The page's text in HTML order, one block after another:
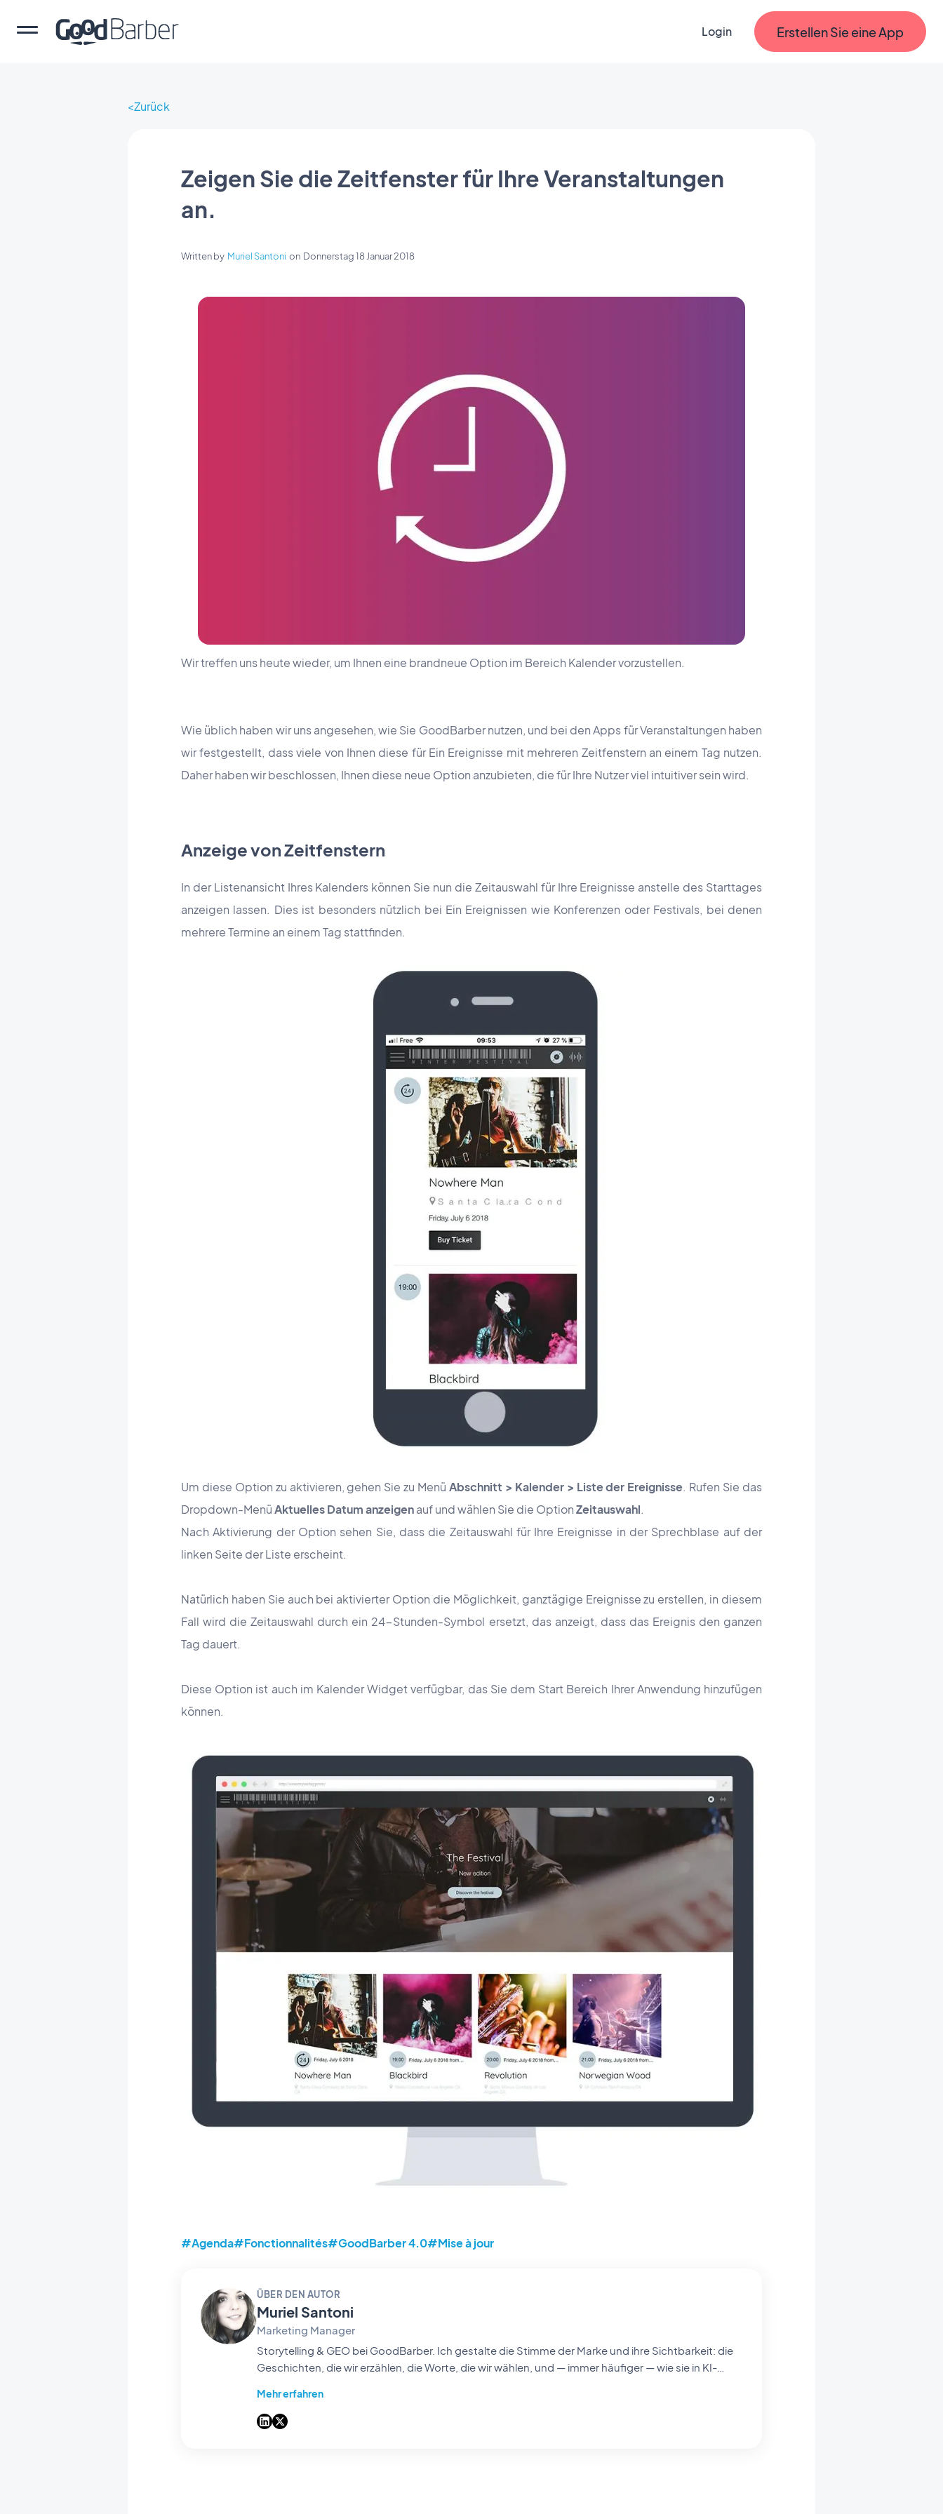
Login Erstellen Sie eine App
Zurück
Zeigen Sie die Zeitfenster für Ihre Veranstaltungen
an.
Written by Muriel Santoni on Donnerstag 18 Januar 2018
Wir treffen uns heute wieder, um Ihnen eine brandneue Option im Bereich Kalender vorzustellen.
Wie üblich haben wir uns angesehen, wie Sie GoodBarber nutzen, und bei den Apps für Veranstaltungen haben
wir festgestellt, dass viele von Ihnen diese für Ein Ereignisse mit mehreren Zeitfenstern an einem Tag nutzen.
Daher haben wir beschlossen, Ihnen diese neue Option anzubieten, die für Ihre Nutzer viel intuitiver sein wird.
Anzeige von Zeitfenstern
In der Listenansicht Ihres Kalenders können Sie nun die Zeitauswahl für Ihre Ereignisse anstelle des Starttages
anzeigen lassen. Dies ist besonders nützlich bei Ein Ereignissen wie Konferenzen oder Festivals, bei denen
mehrere Termine an einem Tag stattfinden.
Um diese Option zu aktivieren, gehen Sie zu Menü Abschnitt > Kalender > Liste der Ereignisse. Rufen Sie das
Dropdown-MenüAktuelles Datum anzeigenaufund wählen Sie die OptionZeitauswahl.
Nach Aktivierung der Option sehen Sie, dass die Zeitauswahl für Ihre Ereignisse in der Sprechblase auf der
linken Seite der Liste erscheint.
Natürlich haben Sie auch bei aktivierter Option die Möglichkeit, ganztägige Ereignisse zu erstellen, in diesem
Fall wird die Zeitauswahl durch ein 24-Stunden-Symbol ersetzt, das anzeigt, dass das Ereignis den ganzen
Tag dauert.
Diese Option ist auch im Kalender Widget verfügbar, das Sie dem Start Bereich Ihrer Anwendung hinzufügen
können.
#Agenda#Fonctionnalités#GoodBarber 4.0#Mise à jour
ÜBER DEN AUTOR
Muriel Santoni
Marketing Manager
Storytelling & GEO bei GoodBarber. Ich gestalte die Stimme der Marke und ihre Sichtbarkeit: die
Geschichten, die wir erzählen, die Worte, die wir wählen, und — immer häufiger — wie sie in KI-
Builder Tag für Tag leicht auffindbar und unvergesslich.
Mehr erfahren